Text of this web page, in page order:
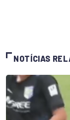
NOTÍCIAS